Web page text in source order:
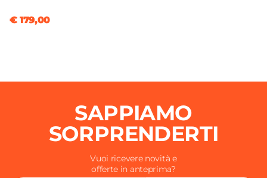
€ 179,00
SAPPIAMO
SORPRENDERTI
Vuoi ricevere novità e
offerte in anteprima?